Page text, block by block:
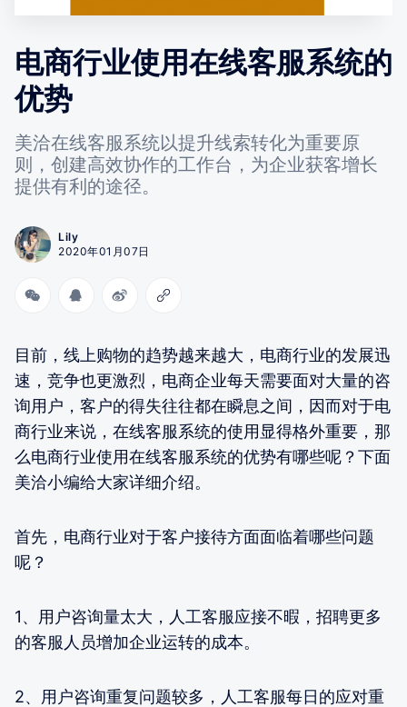
电商行业使用在线客服系统的
优势
美洽在线客服系统以提升线索转化为重要原
则，创建高效协作的工作台，为企业获客增长
提供有利的途径。
Lily
2020年01月07日
目前，线上购物的趋势越来越大，电商行业的发展迅
速，竞争也更激烈，电商企业每天需要面对大量的咨
询用户，客户的得失往往都在瞬息之间，因而对于电
商行业来说，在线客服系统的使用显得格外重要，那
么电商行业使用在线客服系统的优势有哪些呢？下面
美洽小编给大家详细介绍。
首先，电商行业对于客户接待方面面临着哪些问题
呢？
1、用户咨询量太大，人工客服应接不暇，招聘更多
的客服人员增加企业运转的成本。
2、用户咨询重复问题较多，人工客服每日的应对重